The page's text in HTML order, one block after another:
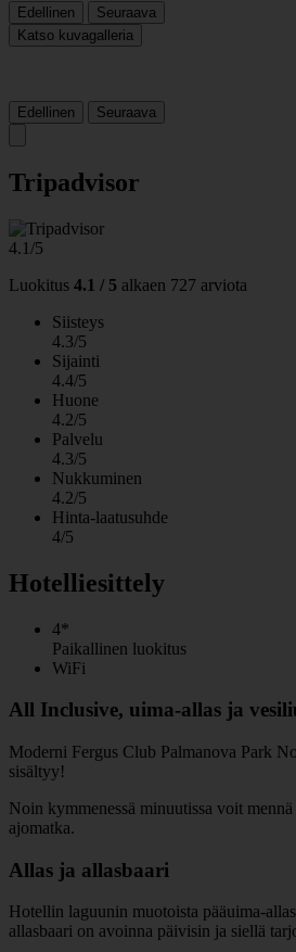
Edellinen
Seuraava
Katso kuvagalleria
Edellinen Seuraava
Tripadvisor
4.1/5
Luokitus 4.1 / 5 alkaen 727 arviota
Siisteys
4.3/5
Sijainti
4.4/5
Huone
4.2/5
Palvelu
4.3/5
Nukkuminen
4.2/5
Hinta-laatusuhde
4/5
Hotelliesittely
4*
Paikallinen luokitus
WiFi
All Inclusive, uima-allas ja
Moderni Fergus Club Palmanova Park
sisältyy!
Noin kymmenessä minuutissa voit
ajomatka.
Allas ja allasbaari
Hotellin laguunin muotoista pääuima-
allasbaari on avoinna päivisin ja siellä